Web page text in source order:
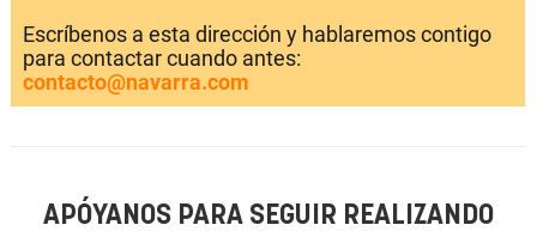
Escríbenos a esta dirección y hablaremos contigo
para contactar cuando antes:
contacto@navarra.com
APÓYANOS PARA SEGUIR REALIZANDO